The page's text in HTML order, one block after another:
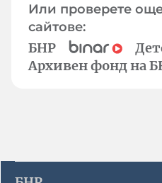
Или проверете
сайтове:
БНР
Архивен фонд на